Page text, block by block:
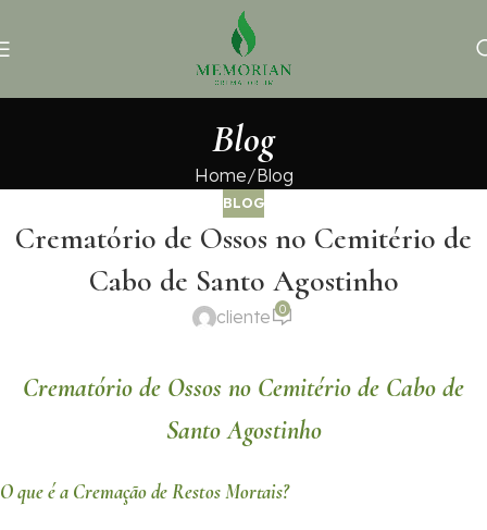
Blog
Home Blog
BLOG
Crematório de Ossos no Cemitério de
Cabo de Santo Agostinho
cliente 0
Crematório de Ossos no Cemitério de Cabo de
Santo Agostinho
O que é a Cremação de Restos Mortais?